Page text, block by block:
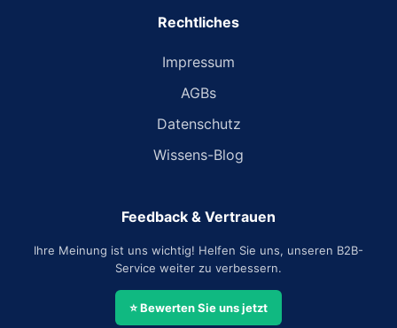
Rechtliches
Impressum
AGBs
Datenschutz
Wissens-Blog
Feedback & Vertrauen
Ihre Meinung ist uns wichtig! Helfen Sie uns, unseren B2B-
Service weiter zu verbessern.
⭐ Bewerten Sie uns jetzt